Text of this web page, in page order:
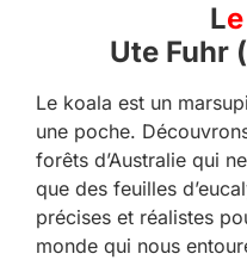
L
Ute Fuhr
Le koala est un
une poche.
forêts d’Australie qui
que des feuilles
précises et réalistes
monde qui nous